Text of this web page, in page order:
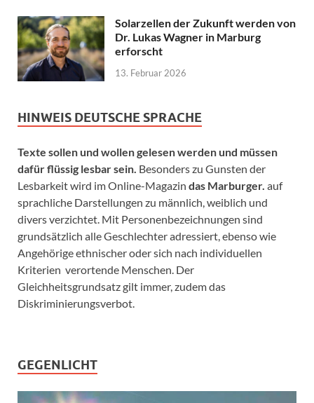
Solarzellen der Zukunft werden von
Dr. Lukas Wagner in Marburg
erforscht
13. Februar 2026
HINWEIS DEUTSCHE SPRACHE
Texte sollen und wollen gelesen werden und müssen
dafür flüssig lesbar sein. Besonders zu Gunsten der
Lesbarkeit wird im Online-Magazin das Marburger. auf
sprachliche Darstellungen zu männlich, weiblich und
divers verzichtet. Mit Personenbezeichnungen sind
grundsätzlich alle Geschlechter adressiert, ebenso wie
Angehörige ethnischer oder sich nach individuellen
Kriterien verortende Menschen. Der
Gleichheitsgrundsatz gilt immer, zudem das
Diskriminierungsverbot.
GEGENLICHT